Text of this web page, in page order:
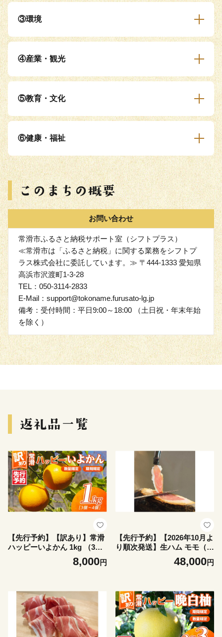
③環境
④産業・観光
⑤教育・文化
⑥健康・福祉
お問い合わせ
常滑市ふるさと納税サポート室（シフトプラス）
≪常滑市は「ふるさと納税」に関する業務をシフトプ
ラス株式会社に委託しています。≫ 〒444-1333 愛知県
高浜市沢渡町1-3-28
TEL：050-3114-2833
E-Mail：support@tokoname.furusato-lg.jp
備考：受付時間：平日9:00～18:00 （土日祝・年末年始
を除く）
【先行予約】【訳あり】常滑
ハッピーいよかん 1kg （3～4
個）｜果物 フルーツ 柑橘 伊
予柑 イヨカン みかん 訳あり
8,000円
【先行予約】【2026年10月よ
り順次発送】生ハム モモ（ハ
モン）後脚【ブロック】1kg
以上 ハモンテンパク【長期熟
ーく豚 熟成 後脚 ハモン ブロ
ック 塊 国産 豚肉 スライス
サラダ パーティー ワイン つ
まみ 家飲み グルメ 冷蔵 愛知
県 常滑市
48,000円